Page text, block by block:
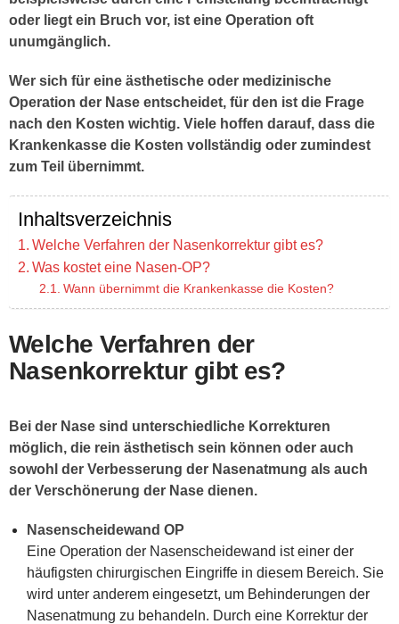
oder liegt ein Bruch vor, ist eine Operation oft
unumgänglich.
Wer sich für eine ästhetische oder medizinische
Operation der Nase entscheidet, für den ist die Frage
nach den Kosten wichtig. Viele hoffen darauf, dass die
Krankenkasse die Kosten vollständig oder zumindest
zum Teil übernimmt.
Inhaltsverzeichnis
Welche Verfahren der Nasenkorrektur gibt es?
Was kostet eine Nasen-OP?
Wann übernimmt die Krankenkasse die Kosten?
Welche Verfahren der
Nasenkorrektur gibt es?
Bei der Nase sind unterschiedliche Korrekturen
möglich, die rein ästhetisch sein können oder auch
sowohl der Verbesserung der Nasenatmung als auch
der Verschönerung der Nase dienen.
Nasenscheidewand OP
Eine Operation der Nasenscheidewand ist einer der
häufigsten chirurgischen Eingriffe in diesem Bereich. Sie
wird unter anderem eingesetzt, um Behinderungen der
Nasenatmung zu behandeln. Durch eine Korrektur der